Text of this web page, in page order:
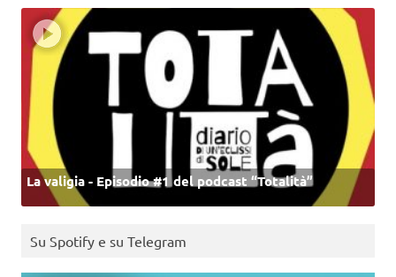
La valigia - Episodio #1 del podcast “Totalità”
Su Spotify e su Telegram